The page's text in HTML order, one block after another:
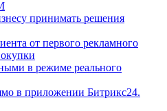
принимать решения
от первого рекламного
в режиме реального
в приложении Битрикс24.